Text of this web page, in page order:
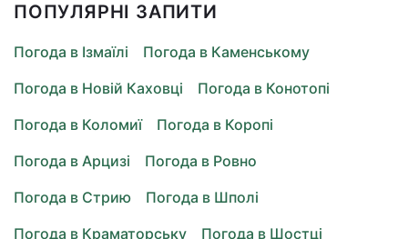
ПОПУЛЯРНІ ЗАПИТИ
Погода в Ізмаїлі
Погода в Каменському
Погода в Новій Каховці
Погода в Конотопі
Погода в Коломиї
Погода в Коропі
Погода в Арцизі
Погода в Ровно
Погода в Стрию
Погода в Шполі
Погода в Краматорську
Погода в Шостці